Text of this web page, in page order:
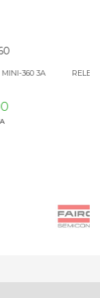
RELE 12V 100A